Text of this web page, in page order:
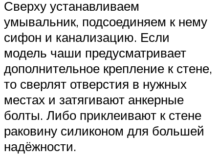
Сверху устанавливаем
умывальник, подсоединяем к нему
сифон и канализацию. Если
модель чаши предусматривает
дополнительное крепление к стене,
то сверлят отверстия в нужных
местах и затягивают анкерные
болты. Либо приклеивают к стене
раковину силиконом для большей
надёжности.